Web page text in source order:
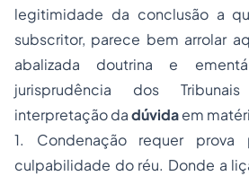
legitimidade da conclusão a
subscritor, parece bem arrolar
abalizada doutrina e
jurisprudência dos
interpretação dadúvidaem
1. Condenação requer
culpabilidade do réu. Donde a